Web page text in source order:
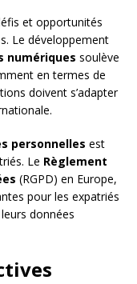
et opportunités
Le développement
numériques soulève
en termes de
doivent s’adapter
personnelles est
Le Règlement
(RGPD) en Europe,
pour les expatriés
données